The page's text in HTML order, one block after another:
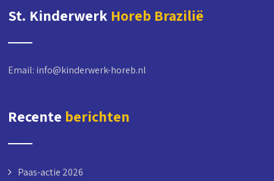
St. Kinderwerk Horeb Brazilië
Email: info@kinderwerk-horeb.nl
Recente berichten
Paas-actie 2026